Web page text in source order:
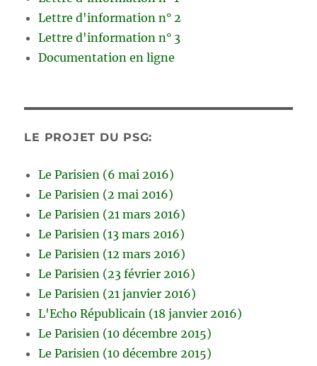
Lettre d'information n° 2
Lettre d'information n° 3
Documentation en ligne
LE PROJET DU PSG:
Le Parisien (6 mai 2016)
Le Parisien (2 mai 2016)
Le Parisien (21 mars 2016)
Le Parisien (13 mars 2016)
Le Parisien (12 mars 2016)
Le Parisien (23 février 2016)
Le Parisien (21 janvier 2016)
L'Echo Républicain (18 janvier 2016)
Le Parisien (10 décembre 2015)
Le Parisien (10 décembre 2015)